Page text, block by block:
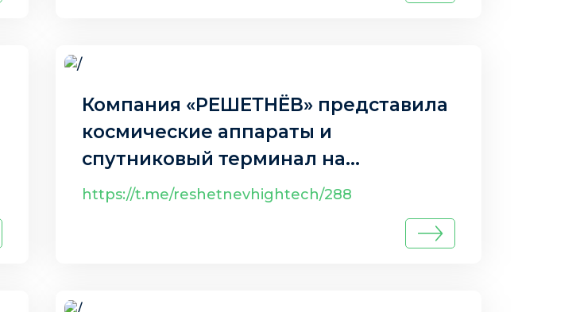
Компания «РЕШЕТНЁВ» представила
космические аппараты и
спутниковый терминал на
международном форуме
https://t.me/reshetnevhightech/288